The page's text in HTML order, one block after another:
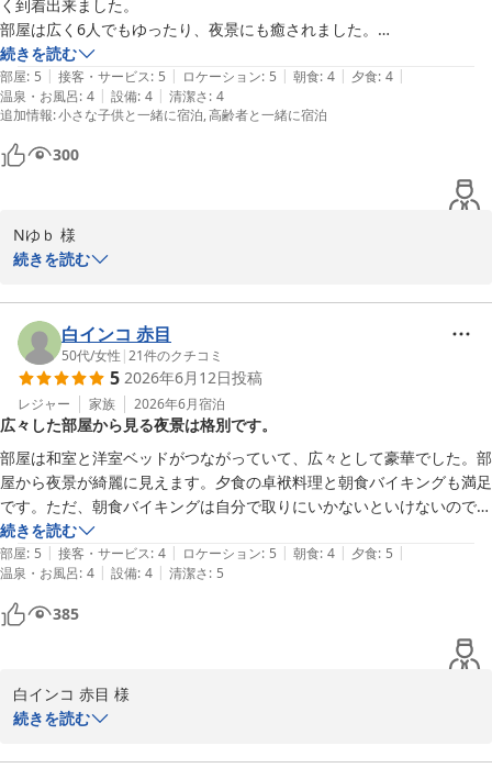
2026-07-22
く到着出来ました。
部屋は広く6人でもゆったり、夜景にも癒されました。
夕食は会席を選択しました。
どれも大変美味しかったのですが今回はご飯の代わりに素麺だったので
お酒を飲まない者としてはやはりご飯の方が良かったなと思いました。
次回はぜひ卓袱もいただいてみたいと思います。
続きを読む
部屋: 5 | 接客・サービス: 5 | ロケーション: 5 | 朝食: 4 | 夕食: 4 |
温泉・お風呂: 4 | 設備: 4 | 清潔さ: 4
追加情報:小さな子供と一緒に宿泊 高齢者と一緒に宿泊
300
Nゆｂ 様
がとうございます。また、貴重なご意見をいただき、感謝申し上げ
ます。
坂道についてのご不安が杞憂であったとのこと、大変安心いたしま
した。お部屋の広さや夜景をお楽しみいただけたこと、私たちも嬉
しく思っております。夕食に関しましては、素麺の選択があったこ
とについてのご意見、ありがとうございます。お酒を飲まないお客
様のために、今後の参考にさせていただきます。卓袱料理もぜひ次
回お試しいただければ幸いです。
再度のご来館を心よりお待ち申し上げております。
にっしょうかん新館梅松鶴
2026-06-30
続きを読む
白インコ 赤目
50代/女性 |21件のクチコミ
5 2026年6月12日投稿
レジャー 家族 2026年6月宿泊
広々した部屋から見る夜景は格別です。
部屋は和室と洋室ベッドがつながっていて、広々として豪華でした。部
屋から夜景が綺麗に見えます。夕食の卓袱料理と朝食バイキングも満足
です。ただ、朝食バイキングは自分で取りにいかないといけないので、
端ではなく会場の真ん中に食事があれば便利だと思いました。
お風呂は脱衣所も風呂場も広くてゆっくりできました。廊下にお水とア
イスバーがサービスでありました。
続きを読む
部屋: 5 | 接客・サービス: 4 | ロケーション: 5 | 朝食: 4 | 夕食: 5 |
温泉・お風呂: 4 | 設備: 4 | 清潔さ: 5
385
白インコ 赤目 様
続きを読む